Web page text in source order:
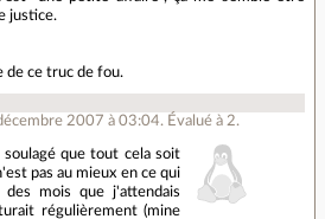
justice.
de ce truc de fou.
2007 à 03:04. Évalué à 2.
que tout cela soit
pas au mieux en ce qui
mois que j'attendais
régulièrement (mine